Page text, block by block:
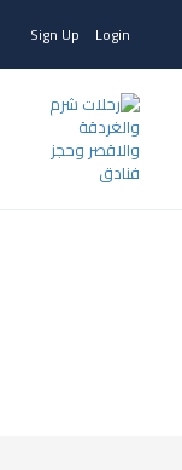
Login
Sign Up